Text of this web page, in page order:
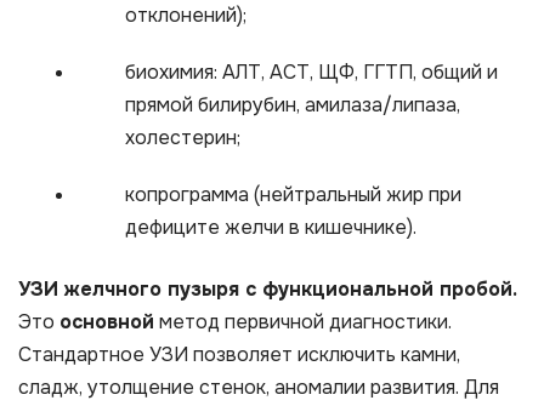
отклонений);
биохимия: АЛТ, АСТ, ЩФ, ГГТП, общий и
прямой билирубин, амилаза/липаза,
холестерин;
копрограмма (нейтральный жир при
дефиците желчи в кишечнике).
УЗИ желчного пузыря с функциональной пробой.
Это основной метод первичной диагностики.
Стандартное УЗИ позволяет исключить камни,
сладж, утолщение стенок, аномалии развития. Для